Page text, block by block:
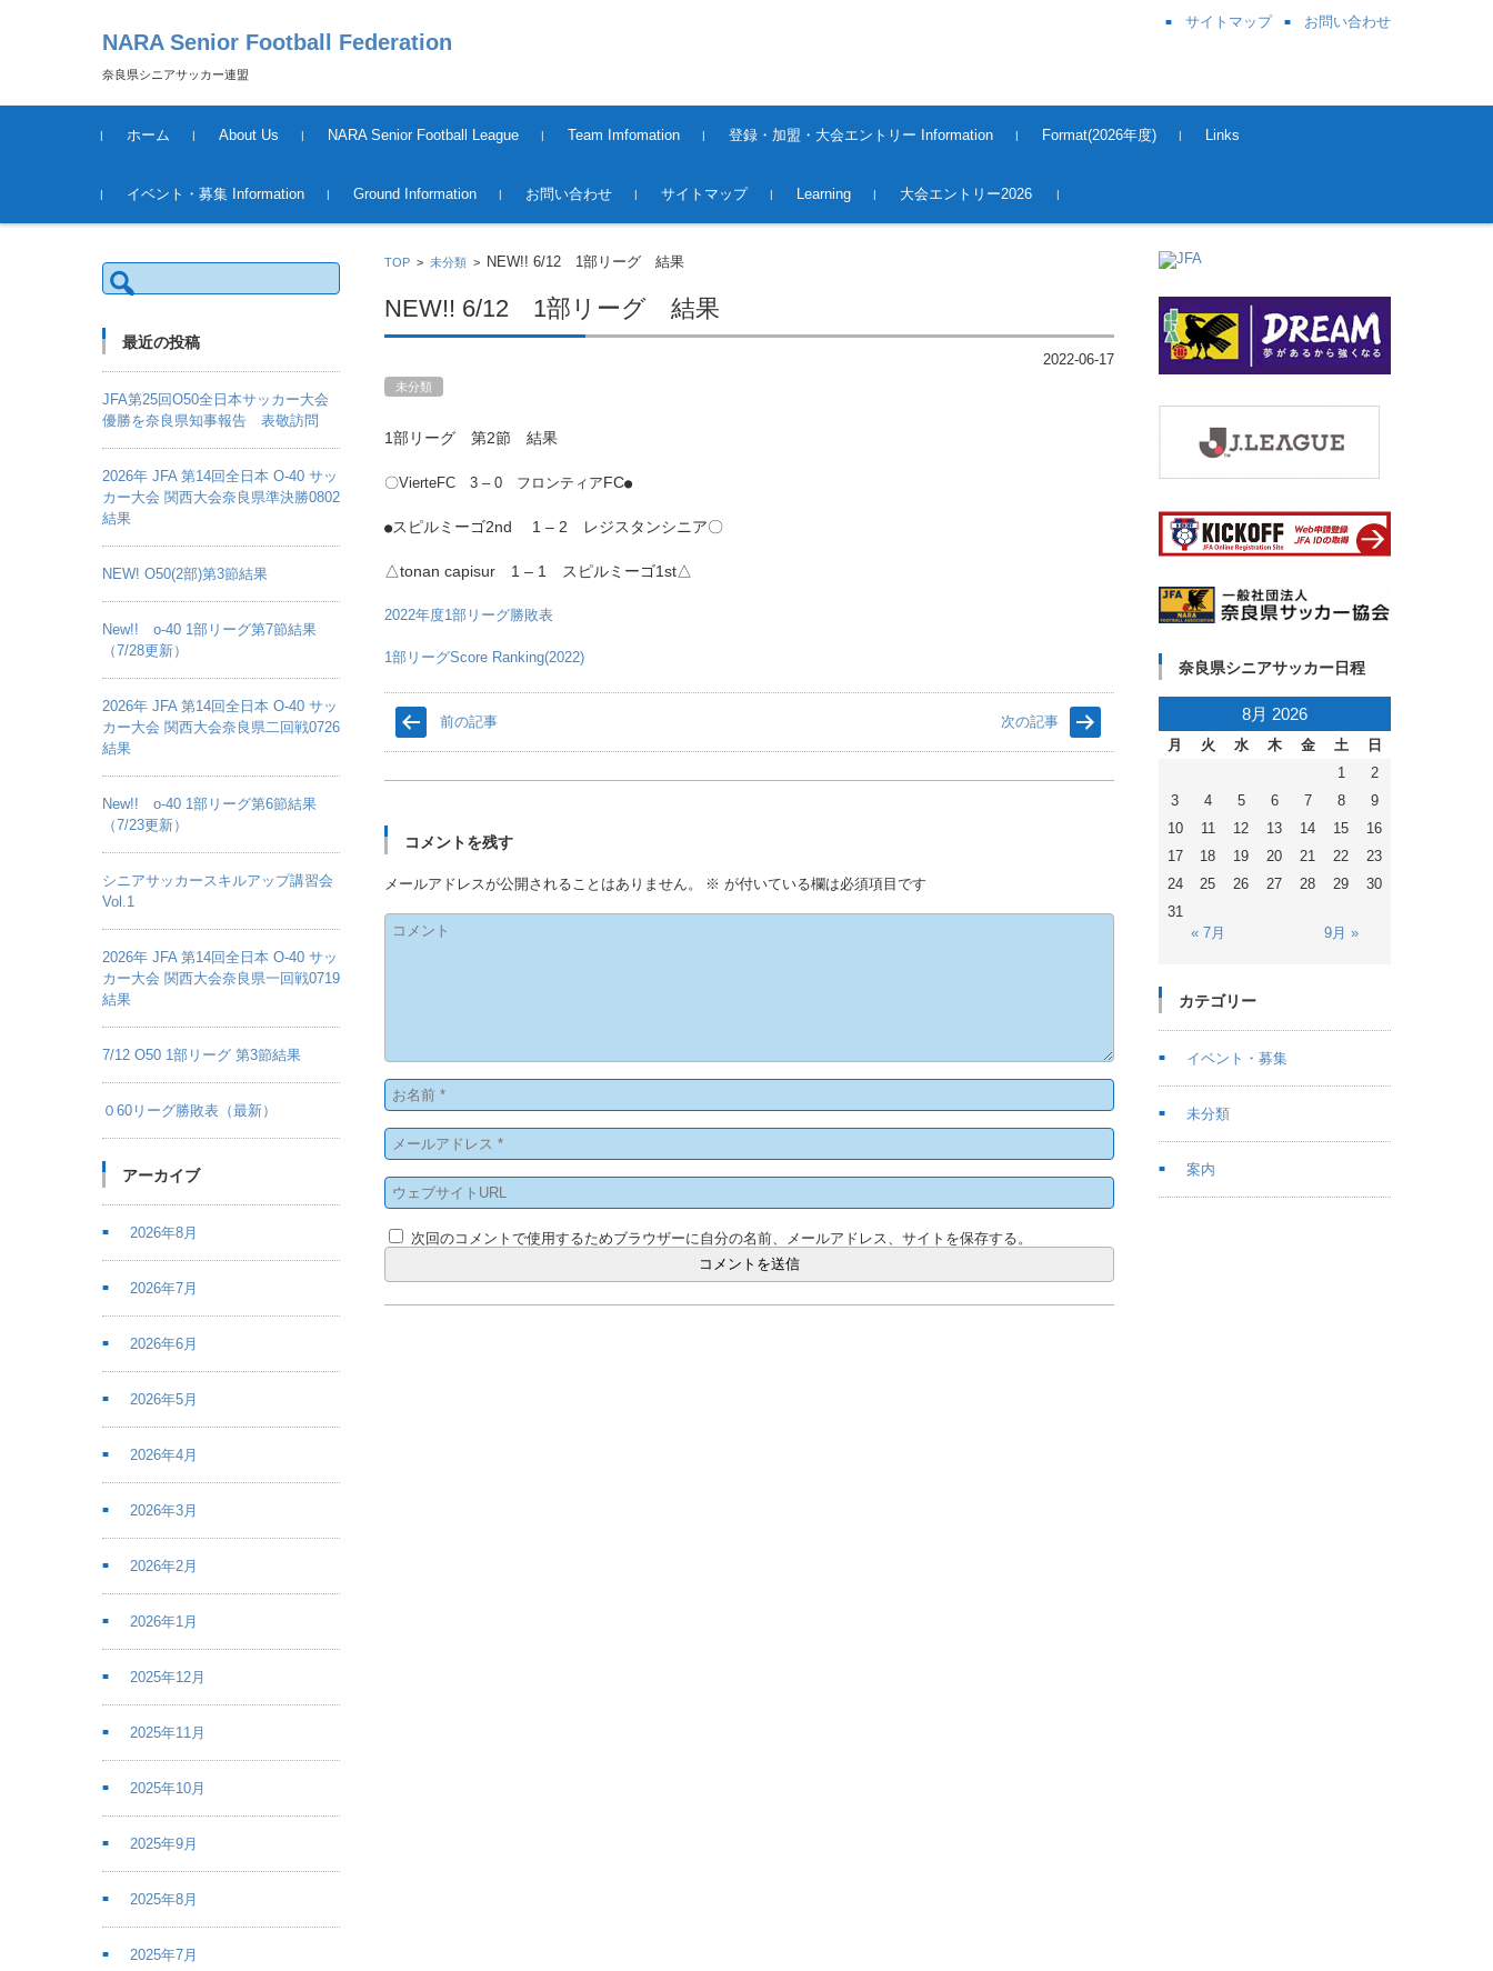
NARA Senior Football Federation
奈良県シニアサッカー連盟
サイトマップ お問い合わせ
コンテンツに移動
ホーム
About Us NARA Senior Football League
運営について
League Schedule &Result 2008〜2013Season
2014〜2015Season
2015〜2016Season
2016〜2017Season
2017〜2018Season
2018〜2019season
2019~2020season
2020〜2021 season
2021〜2022 season
2022〜2023 season
2023〜2024 season
2024〜2025 season
2025〜2026 Season
Tournament Information &
2016〜2017 Season（大
2017〜2018 Season（大
2018~2019season（大会）
2019～2020season（大会）
2020～2021season（大会）
2021～2022season（大会）
2022～2023season（大会）
2023～2024season（大会）
2024〜2025season(大会）
2025〜2026season(大会）
Team Imfomation
Premiere League Team
1st.Division Team
2nd.Division Team
Middles League Team【O5
登録・加盟・大会エントリー Information
登録・加盟
大会エントリー 2017
大会エントリー 2018
大会エントリー2019
大会エントリー2020
大会エントリー2021
大会エントリー2022
大会エントリー2023
大会エントリー2026
Format(2026年度) Links
イベント・募集 Information Ground Information お問い合わせ サイトマップ Learning 大会エントリー2026
TOP >未分類 > NEW!! 6/12 1部リーグ 結果
NEW!! 6/12 1部リーグ 結果
2022-06-17
未分類
1部リーグ 第2節 結果
〇VierteFC 3 – 0 フロンティアFC●
●スピルミーゴ2nd 1 – 2 レジスタンシニア〇
△tonan capisur 1 – 1 スピルミーゴ1st△
2022年度1部リーグ勝敗表
1部リーグScore Ranking(2022)
前の記事 次の記事
コメントを残す
メールアドレスが公開されることはありません。 ※ が付いている欄は必須項目です
次回のコメントで使用するためブラウザーに自分の名前、メールアドレス、サイトを保存する。
検
索:
最近の投稿
JFA第25回O50全日本サッカー大会
優勝を奈良県知事報告 表敬訪問
2026年 JFA 第14回全日本 O-40 サッ
カー大会 関西大会奈良県準決勝0802
結果
NEW! O50(2部)第3節結果
New!! o-40 1部リーグ第7節結果
（7/28更新）
2026年 JFA 第14回全日本 O-40 サッ
カー大会 関西大会奈良県二回戦0726
結果
New!! o-40 1部リーグ第6節結果
（7/23更新）
シニアサッカースキルアップ講習会
Vol.1
2026年 JFA 第14回全日本 O-40 サッ
カー大会 関西大会奈良県一回戦0719
結果
7/12 O50 1部リーグ 第3節結果
０60リーグ勝敗表（最新）
アーカイブ
2026年8月
2026年7月
2026年6月
2026年5月
2026年4月
2026年3月
2026年2月
2026年1月
2025年12月
2025年11月
2025年10月
2025年9月
2025年8月
2025年7月
奈良県シニアサッカー日程
8月 2026
月 火 水 木 金 土
日
1
2
3
4 5 6 7 8
9
10
11 12 13 14 15
16
17
18 19 20 21 22
23
24
25 26 27 28 29
30
31
« 7月
9月 »
カテゴリー
イベント・募集
未分類
案内